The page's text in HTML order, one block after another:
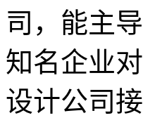
司，能主
知名企业
设计公司